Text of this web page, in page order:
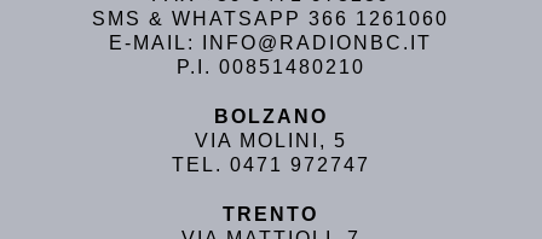
SMS & WHATSAPP 366 1261060
E-MAIL: INFO@RADIONBC.IT
P.I. 00851480210
BOLZANO
VIA MOLINI, 5
TEL. 0471 972747
TRENTO